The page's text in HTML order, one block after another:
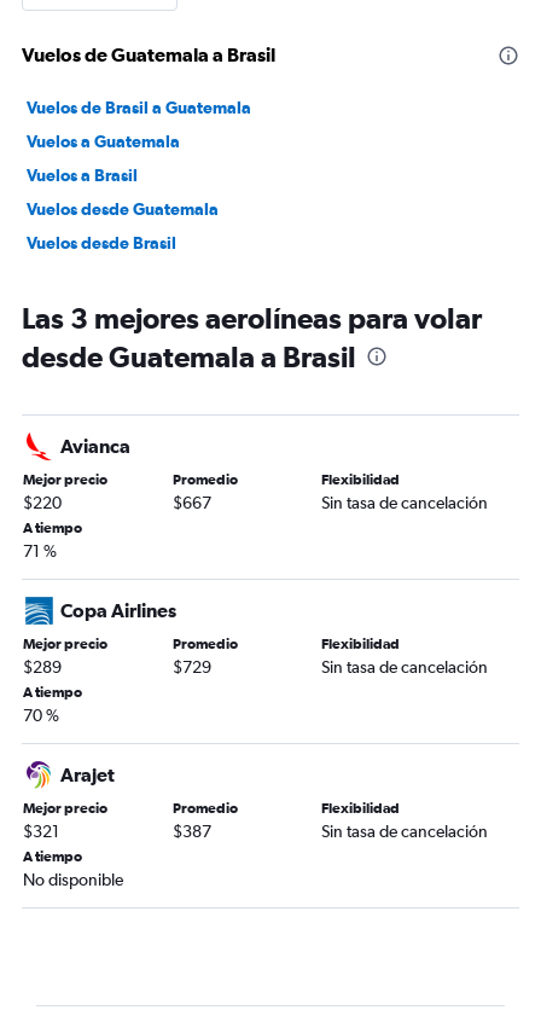
Vuelos de Guatemala a Brasil
Vuelos de Brasil a Guatemala
Vuelos a Guatemala
Vuelos a Brasil
Vuelos desde Guatemala
Vuelos desde Brasil
Las 3 mejores aerolíneas para volar
desde Guatemala a Brasil
Avianca
Mejor precio
$220
Promedio
$667
Flexibilidad
Sin tasa de cancelación
A tiempo
71 %
Copa Airlines
Mejor precio
$289
Promedio
$729
Flexibilidad
Sin tasa de cancelación
A tiempo
70 %
Arajet
Mejor precio
$321
Promedio
$387
Flexibilidad
Sin tasa de cancelación
A tiempo
No disponible